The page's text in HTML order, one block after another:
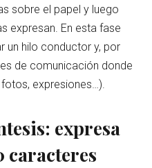
sobre el papel y luego
expresan. En esta fase
un hilo conductor y, por
de comunicación donde
expresiones…).
expresa
caracteres